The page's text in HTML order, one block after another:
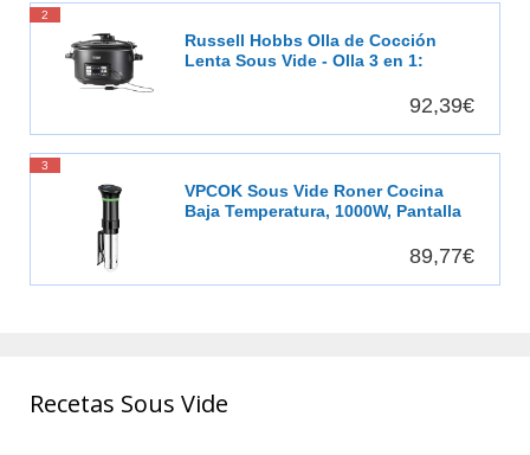
2
Russell Hobbs Olla de Cocción
Lenta Sous Vide - Olla 3 en 1:
Medidor Temperatura, Pantalla
Digital LED, 6 Raciones, Recipiente
Extraíble de Cerámica, Negro -
92,39€
3
VPCOK Sous Vide Roner Cocina
Baja Temperatura, 1000W, Pantalla
Circulador, Máquina de Cocción al
Recetario
89,77€
Recetas Sous Vide